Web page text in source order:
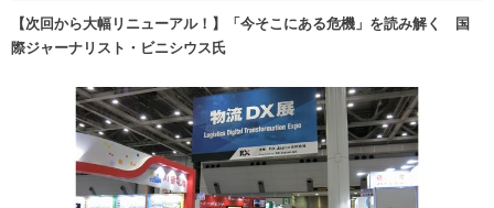
【次回から大幅リニューアル！】「今そこにある危機」を読み解く 国
際ジャーナリスト・ビニシウス氏